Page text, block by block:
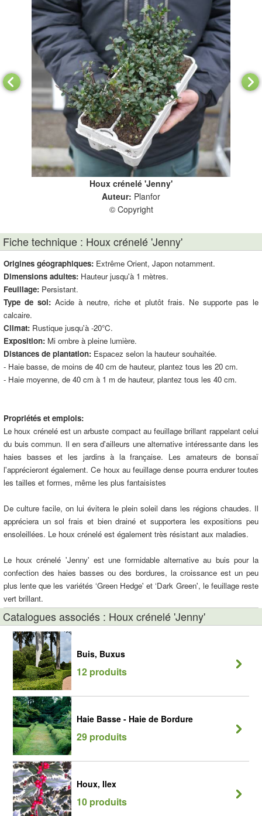
Houx crénelé 'Jenny'
Auteur: Planfor
© Copyright
Fiche technique : Houx crénelé 'Jenny'
Origines géographiques: Extrême Orient, Japon notamment.
Dimensions adultes: Hauteur jusqu'à 1 mètres.
Feuillage: Persistant.
Type de sol: Acide à neutre, riche et plutôt frais. Ne supporte pas le
calcaire.
Climat: Rustique jusqu'à -20°C.
Exposition: Mi ombre à pleine lumière.
Distances de plantation: Espacez selon la hauteur souhaitée.
- Haie basse, de moins de 40 cm de hauteur, plantez tous les 20 cm.
- Haie moyenne, de 40 cm à 1 m de hauteur, plantez tous les 40 cm.
Propriétés et emplois:
Le houx crénelé est un arbuste compact au feuillage brillant rappelant celui
du buis commun. Il en sera d'ailleurs une alternative intéressante dans les
haies basses et les jardins à la française. Les amateurs de bonsaï
l'apprécieront également. Ce houx au feuillage dense pourra endurer toutes
les tailles et formes, même les plus fantaisistes
De culture facile, on lui évitera le plein soleil dans les régions chaudes. Il
appréciera un sol frais et bien drainé et supportera les expositions peu
ensoleillées. Le houx crénelé est également très résistant aux maladies.
Le houx crénelé 'Jenny' est une formidable alternative au buis pour la
confection des haies basses ou des bordures, la croissance est un peu
plus lente que les variétés ‘Green Hedge' et ‘Dark Green', le feuillage reste
vert brillant.
Catalogues associés : Houx crénelé 'Jenny'
Buis, Buxus
12 produits
Haie Basse - Haie de Bordure
29 produits
Houx, Ilex
10 produits